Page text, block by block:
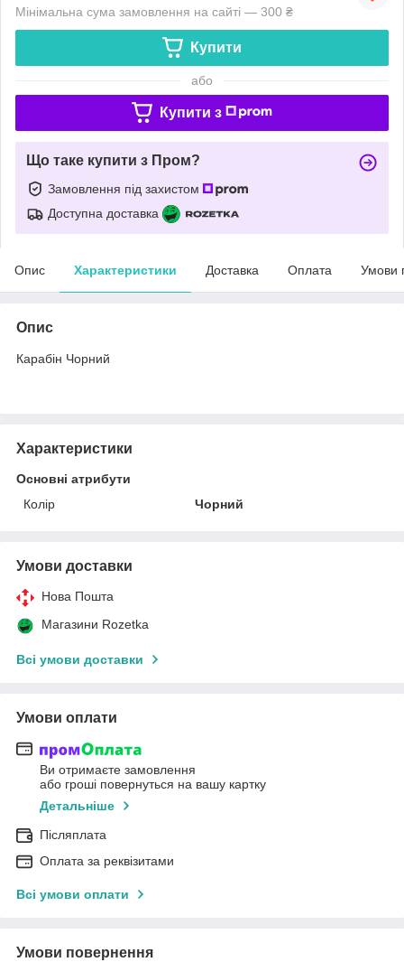
Мінімальна сума замовлення на сайті — 300 ₴
Купити
або
Купити з
Що таке купити з Пром?
Замовлення під захистом
Доступна доставка
Опис Характеристики Доставка Оплата Умови
Опис
Карабін Чорний
Характеристики
Основні атрибути
Колір
Чорний
Умови доставки
Нова Пошта
Магазини Rozetka
Всі умови доставки
Умови оплати
Ви отримаєте замовлення
або гроші повернуться на вашу картку
Детальніше
Післяплата
Оплата за реквізитами
Всі умови оплати
Умови повернення